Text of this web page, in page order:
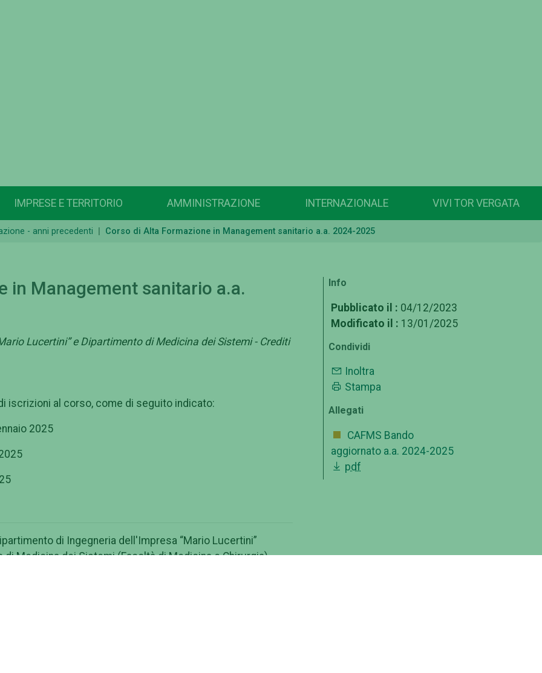
IMPRESE E TERRITORIO AMMINISTRAZIONE INTERNAZIONALE VIVI TOR VERGATA
- anni precedenti Corso di Alta Formazione in Management sanitario a.a. 2024-2025
in Management sanitario a.a.
Lucertini” e Dipartimento di Medicina dei Sistemi - Crediti
iscrizioni al corso, come di seguito indicato:
2025
di Ingegneria dell'Impresa “Mario Lucertini”
Medicina dei Sistemi (Facoltà di Medicina e Chirurgia)
Info
Pubblicato il : 04/12/2023
Modificato il : 13/01/2025
Condividi
Inoltra
Stampa
Allegati
CAFMS Bando
aggiornato a.a. 2024-2025
pdf